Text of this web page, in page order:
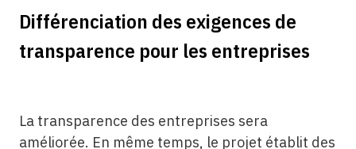
Différenciation des exigences de
transparence pour les entreprises
La transparence des entreprises sera
améliorée. En même temps, le projet établit des